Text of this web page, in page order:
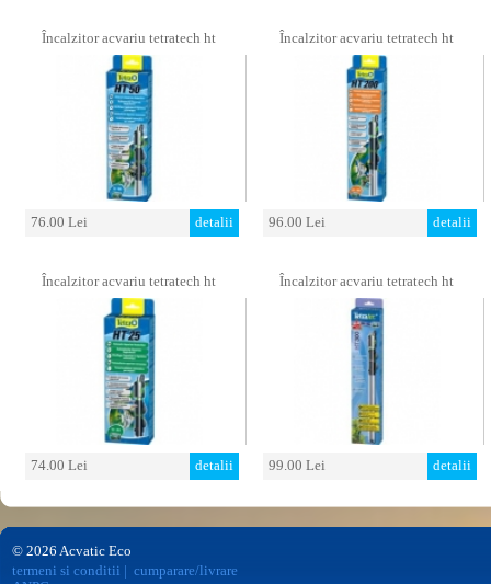
Încalzitor acvariu tetratech ht
76.00 Lei detalii
Încalzitor acvariu tetratech ht
96.00 Lei detalii
Încalzitor acvariu tetratech ht
74.00 Lei detalii
Încalzitor acvariu tetratech ht
99.00 Lei detalii
© 2026 Acvatic Eco
termeni si conditii
cumparare/livrare